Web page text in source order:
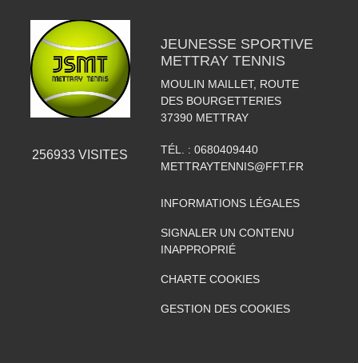
256933 VISITES
JEUNESSE SPORTIVE
METTRAY TENNIS
MOULIN MAILLET, ROUTE
DES BOURGETTERIES
37390 METTRAY
TÉL. : 0680409440
METTRAYTENNIS@FFT.FR
INFORMATIONS LÉGALES
SIGNALER UN CONTENU
INAPPROPRIÉ
CHARTE COOKIES
GESTION DES COOKIES